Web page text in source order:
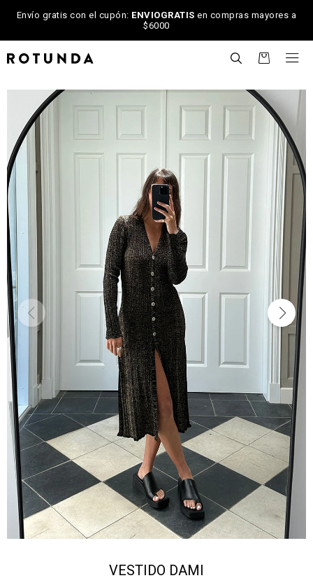
Envío gratis con el cupón: ENVIOGRATIS en compras mayores a
$6000

VESTIDO DAMI